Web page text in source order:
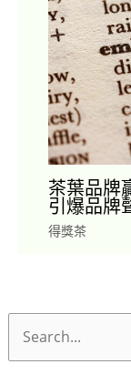
茶葉品牌
引爆品牌
得獎茶